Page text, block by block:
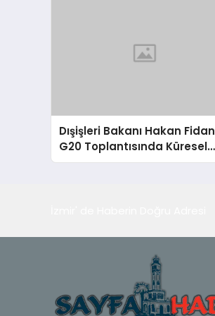
Dışişleri Bakanı Hakan Fidan
G20 Toplantısında Küresel
Sorunlara Işık Tutuyor